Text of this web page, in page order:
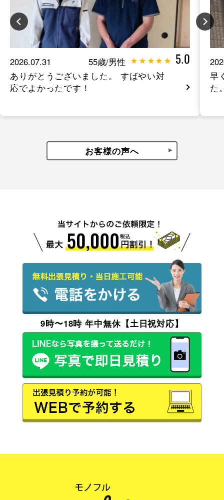
2026.07.31 55歳/男性 5.0
ありがとうございました。 すばやい対
応でよかったです！
早
た
お客様の声へ
9時〜18時 年中無休【土日祝対応】